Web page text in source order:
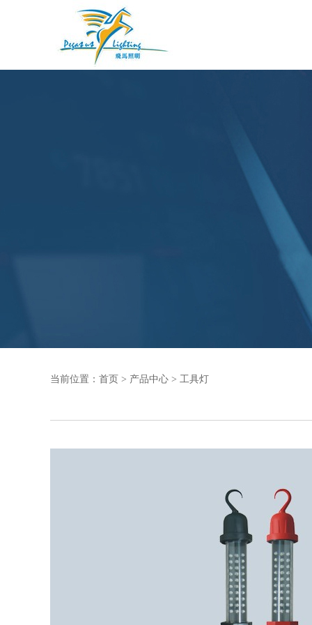
当前位置： 首页 > 产品中心 > 工具灯